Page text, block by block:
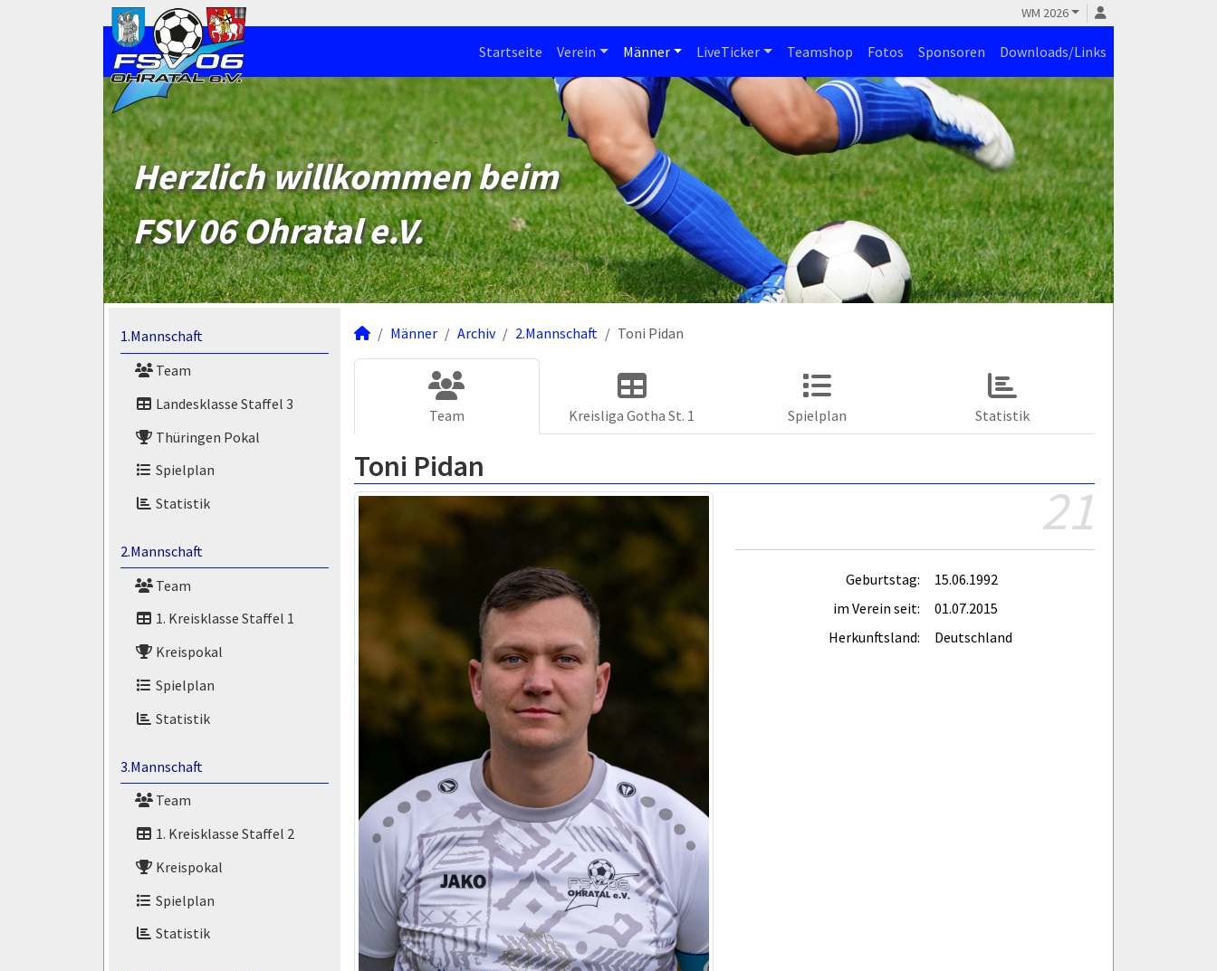
WM 2026
Startseite Verein Männer LiveTicker Teamshop Fotos Sponsoren Downloads/Links
Herzlich willkommen beim
FSV 06 Ohratal e.V.
1.Mannschaft
Team
Landesklasse Staffel 3
Thüringen Pokal
Spielplan
Statistik
2.Mannschaft
Team
1. Kreisklasse Staffel 1
Kreispokal
Spielplan
Statistik
3.Mannschaft
Team
1. Kreisklasse Staffel 2
Kreispokal
Spielplan
Statistik
Männer Archiv 2.Mannschaft Toni Pidan
Team Kreisliga Gotha St. 1 Spielplan Statistik
Toni Pidan
21
Geburtstag:
15.06.1992
im Verein seit:
01.07.2015
Herkunftsland:
Deutschland